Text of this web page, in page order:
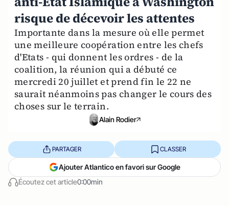
risque de décevoir les attentes
Importante dans la mesure où elle permet
une meilleure coopération entre les chefs
d'Etats - qui donnent les ordres - de la
coalition, la réunion qui a débuté ce
mercredi 20 juillet et prend fin le 22 ne
saurait néanmoins pas changer le cours des
choses sur le terrain.
Alain Rodier
Écoutez cet article0:00min
PARTAGER CLASSER
Ajouter Atlantico en favori sur Google